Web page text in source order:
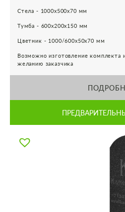
Стела - 1000х500х70 мм
Тумба - 600х200х150 мм
Цветник - 1000/600х50х70 мм
Возможно изготовление комплекта
желанию заказчика